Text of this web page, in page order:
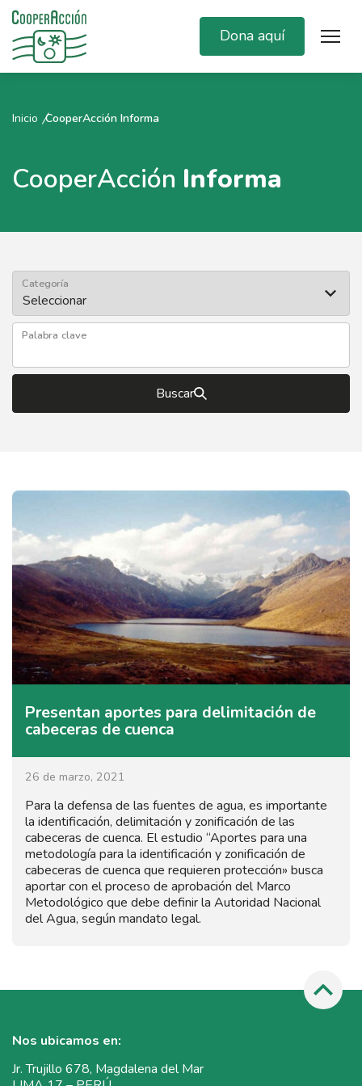
Dona aquí
Inicio CooperAcción Informa
CooperAcción Informa
Categoría
Palabra clave
Buscar
Presentan aportes para delimitación de
cabeceras de cuenca
26 de marzo, 2021
Para la defensa de las fuentes de agua, es importante
la identificación, delimitación y zonificación de las
cabeceras de cuenca. El estudio “Aportes para una
metodología para la identificación y zonificación de
cabeceras de cuenca que requieren protección» busca
aportar con el proceso de aprobación del Marco
Metodológico que debe definir la Autoridad Nacional
del Agua, según mandato legal.
Nos ubicamos en:
Jr. Trujillo 678, Magdalena del Mar